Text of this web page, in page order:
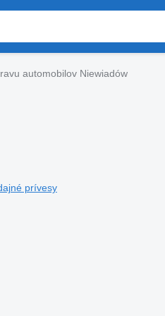
automobilov Niewiadów
prívesy